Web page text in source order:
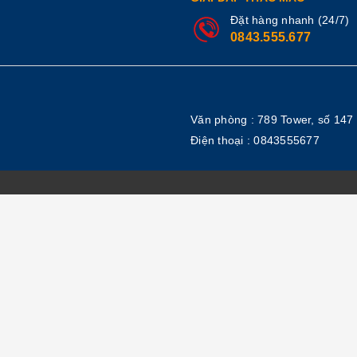
Đặt hàng nhanh (24/7)
0843.555.677
Văn phòng : 789 Tower, số
Điện thoại :0843555677